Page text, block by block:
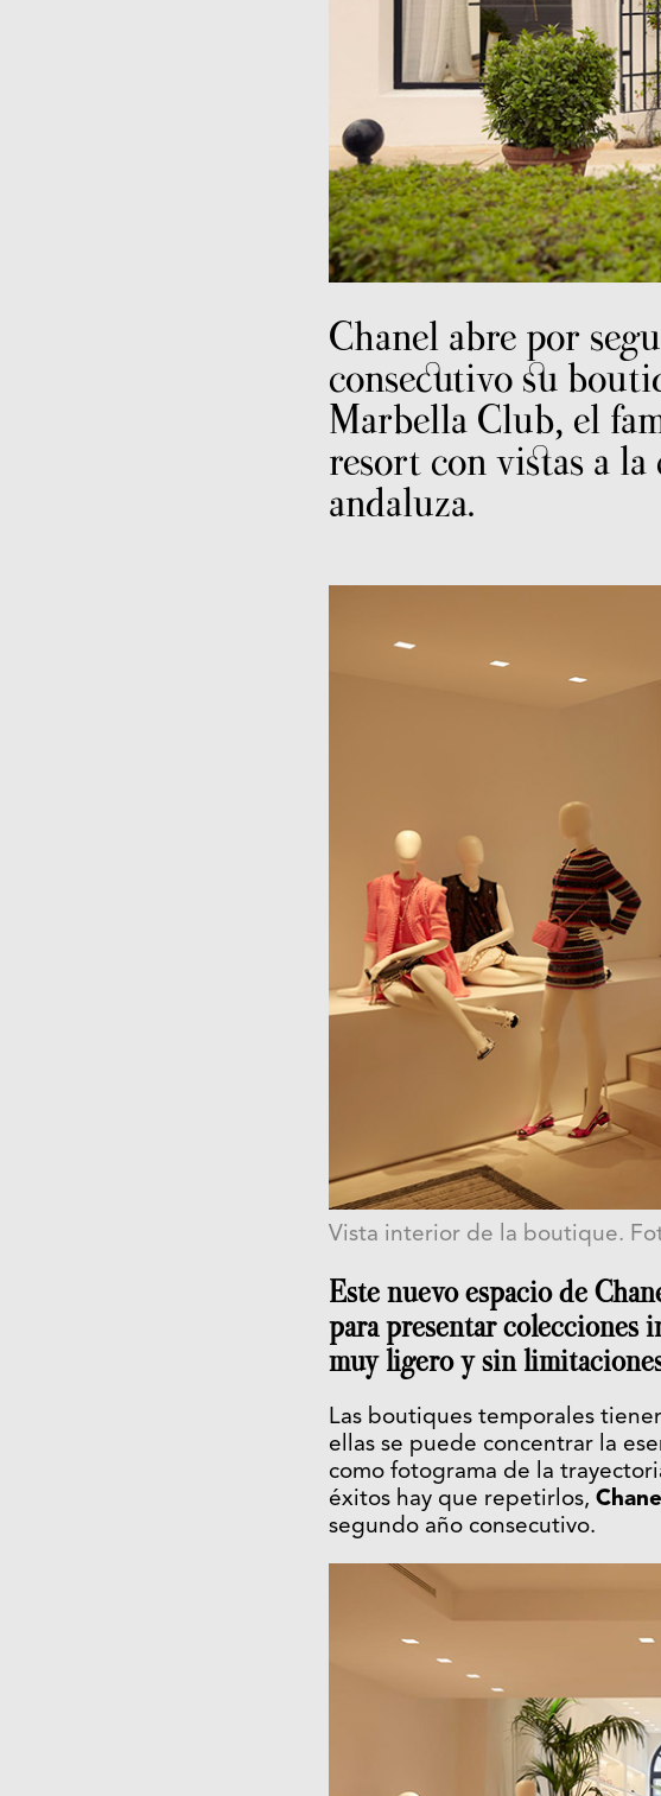
Chanel abre por
consecutivo su
Marbella Club, el
resort con vistas a la
andaluza.
Vista interior de la boutique.
Este nuevo espacio de
para presentar colecciones
muy ligero y sin
Las boutiques temporales
ellas se puede concentrar la
como fotograma de la
éxitos hay que repetirlos, Chanel
segundo año consecutivo.